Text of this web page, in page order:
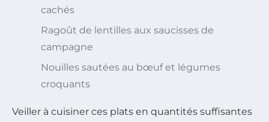
cachés
Ragoût de lentilles aux saucisses de
campagne
Nouilles sautées au bœuf et légumes
croquants
Veiller à cuisiner ces plats en quantités suffisantes